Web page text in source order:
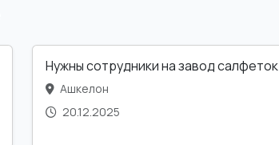
Нужны сотрудники на завод салфеток
Ашкелон
20.12.2025